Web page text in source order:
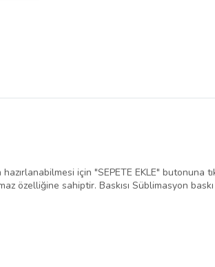
için "SEPETE EKLE" butonuna
özelliğine sahiptir. Baskısı Süblimasyon